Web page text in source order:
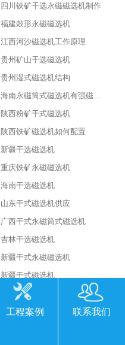
四川铁矿干选永磁磁选机制作
福建鼓形永磁磁选机
江西河沙磁选机工作原理
贵州矿山干选磁选机
贵州湿式磁选机结构
海南永磁筒式磁选机有强磁的吗
陕西粉矿干式磁选机
陕西铁矿磁选机如何配置
新疆干选磁选机
重庆铁矿永磁磁选机
海南干选磁选机
山东干式磁选机供应
广西干式永磁筒式磁选机
吉林干选磁选机
新疆干式永磁磁选机
新疆干式磁选机
江西平板全自动磁选机生产厂家
黑龙江干式磁选机厂家
工程案例 联系我们